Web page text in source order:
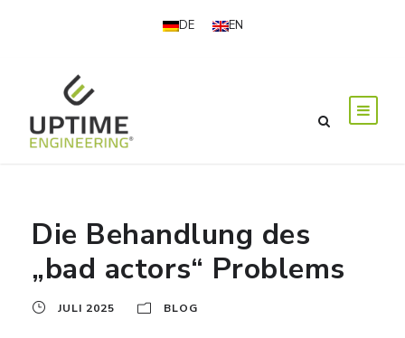
DE EN
Die Behandlung des
„bad actors“ Problems
JULI 2025 BLOG